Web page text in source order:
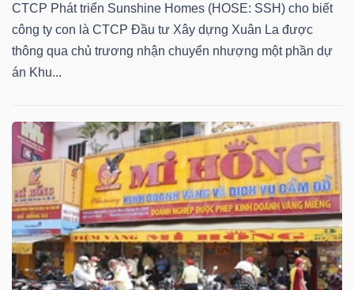
CTCP Phát triển Sunshine Homes (HOSE: SSH) cho biết
công ty con là CTCP Đầu tư Xây dựng Xuân La được
thông qua chủ trương nhận chuyển nhượng một phần dự
án Khu...
TIÊU
DÙNG
KHÔNG
THIẾT